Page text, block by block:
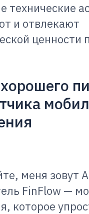
технические
и отвлекают
ценности
меня зовут
FinFlow —
которое